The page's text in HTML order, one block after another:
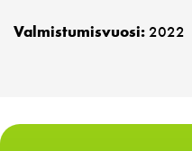
Valmistumisvuosi:2022